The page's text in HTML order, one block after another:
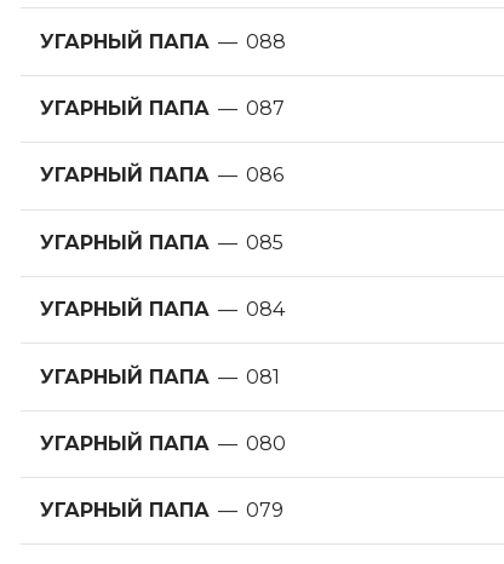
УГАРНЫЙ ПАПА — 088
УГАРНЫЙ ПАПА — 087
УГАРНЫЙ ПАПА — 086
УГАРНЫЙ ПАПА — 085
УГАРНЫЙ ПАПА — 084
УГАРНЫЙ ПАПА — 081
УГАРНЫЙ ПАПА — 080
УГАРНЫЙ ПАПА — 079